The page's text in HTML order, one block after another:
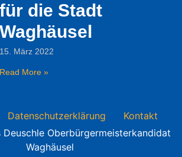
für die Stadt
Waghäusel
15. März 2022
Read More »
Datenschutzerklärung
Kontakt
Oberbürgermeisterkandidat
Waghäusel